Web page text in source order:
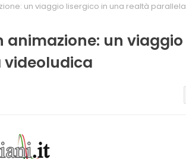
un viaggio lisergico in una realtà parallela
animazione: un viaggio